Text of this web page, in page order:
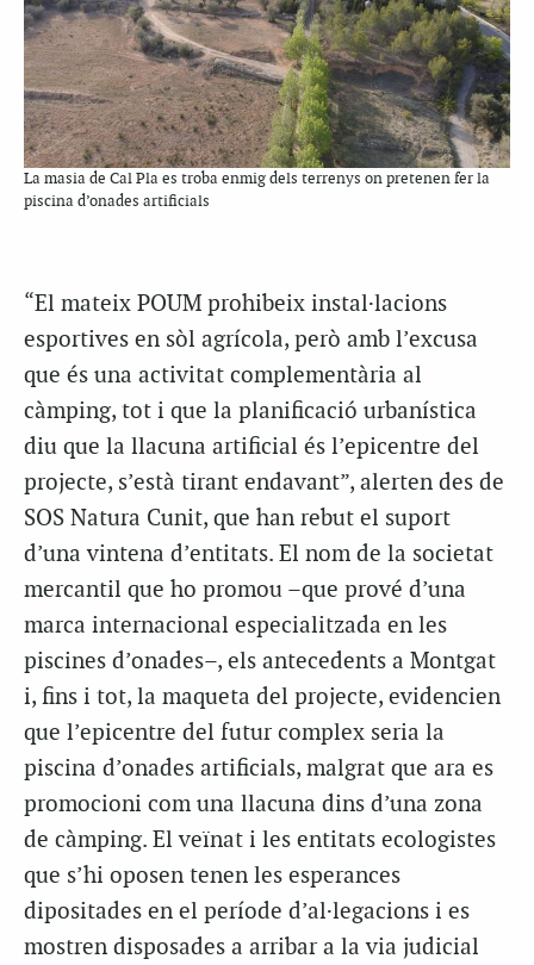
La masia de Cal Pla es troba enmig dels terrenys on pretenen fer la
piscina d’onades artificials
“El mateix POUM prohibeix instal·lacions
esportives en sòl agrícola, però amb l’excusa
que és una activitat complementària al
càmping, tot i que la planificació urbanística
diu que la llacuna artificial és l’epicentre del
projecte, s’està tirant endavant”, alerten des de
SOS Natura Cunit, que han rebut el suport
d’una vintena d’entitats. El nom de la societat
mercantil que ho promou –que prové d’una
marca internacional especialitzada en les
piscines d’onades–, els antecedents a Montgat
i, fins i tot, la maqueta del projecte, evidencien
que l’epicentre del futur complex seria la
piscina d’onades artificials, malgrat que ara es
promocioni com una llacuna dins d’una zona
de càmping. El veïnat i les entitats ecologistes
que s’hi oposen tenen les esperances
dipositades en el període d’al·legacions i es
mostren disposades a arribar a la via judicial